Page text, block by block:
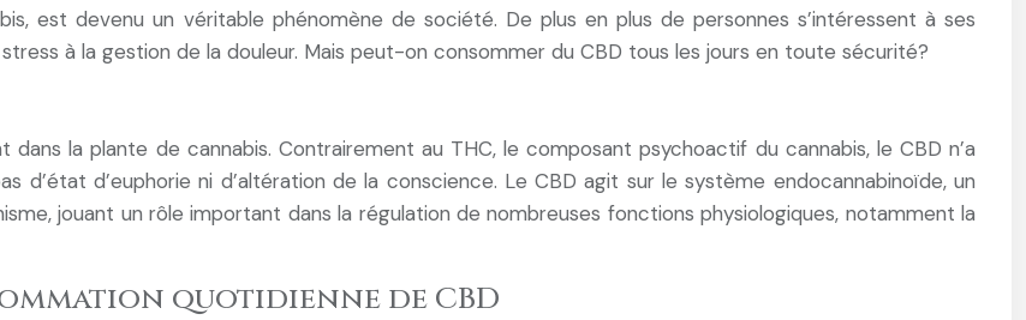
est devenu un véritable phénomène de société. De plus en plus de personnes s’intéressent à ses
à la gestion de la douleur. Mais peut-on consommer du CBD tous les jours en toute sécurité?
la plante de cannabis. Contrairement au THC, le composant psychoactif du cannabis, le CBD n’a
d’état d’euphorie ni d’altération de la conscience. Le CBD agit sur le système endocannabinoïde, un
jouant un rôle important dans la régulation de nombreuses fonctions physiologiques, notamment la
quotidienne de CBD